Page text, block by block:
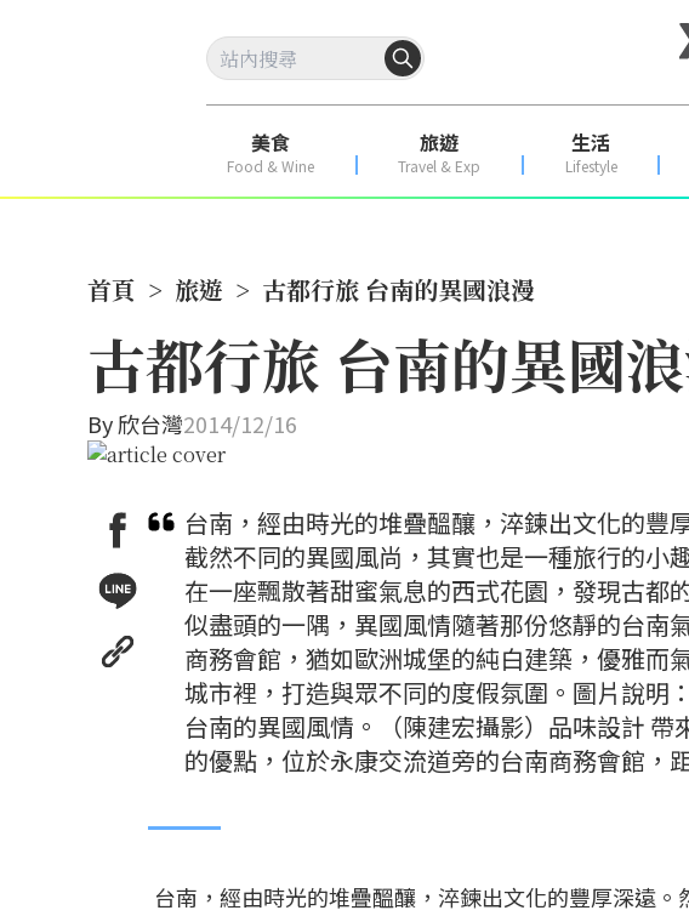
美食
Food & Wine
旅遊
Travel & Exp
生活
Lifestyle
首頁 > 旅遊 > 古都行旅 台南的異國浪漫
古都行旅 台南的異國
By欣台灣2014/12/16
台南，經由時光的堆疊醞釀，淬鍊出文化的豐
截然不同的異國風尚，其實也是一種旅行的小
在一座飄散著甜蜜氣息的西式花園，發現古都
似盡頭的一隅，異國風情隨著那份悠靜的台南
商務會館，猶如歐洲城堡的純白建築，優雅而
城市裡，打造與眾不同的度假氛圍。圖片說明
台南的異國風情。（陳建宏攝影）品味設計
的優點，位於永康交流道旁的台南商務會館，
台南，經由時光的堆疊醞釀，淬鍊出文化的豐厚深遠